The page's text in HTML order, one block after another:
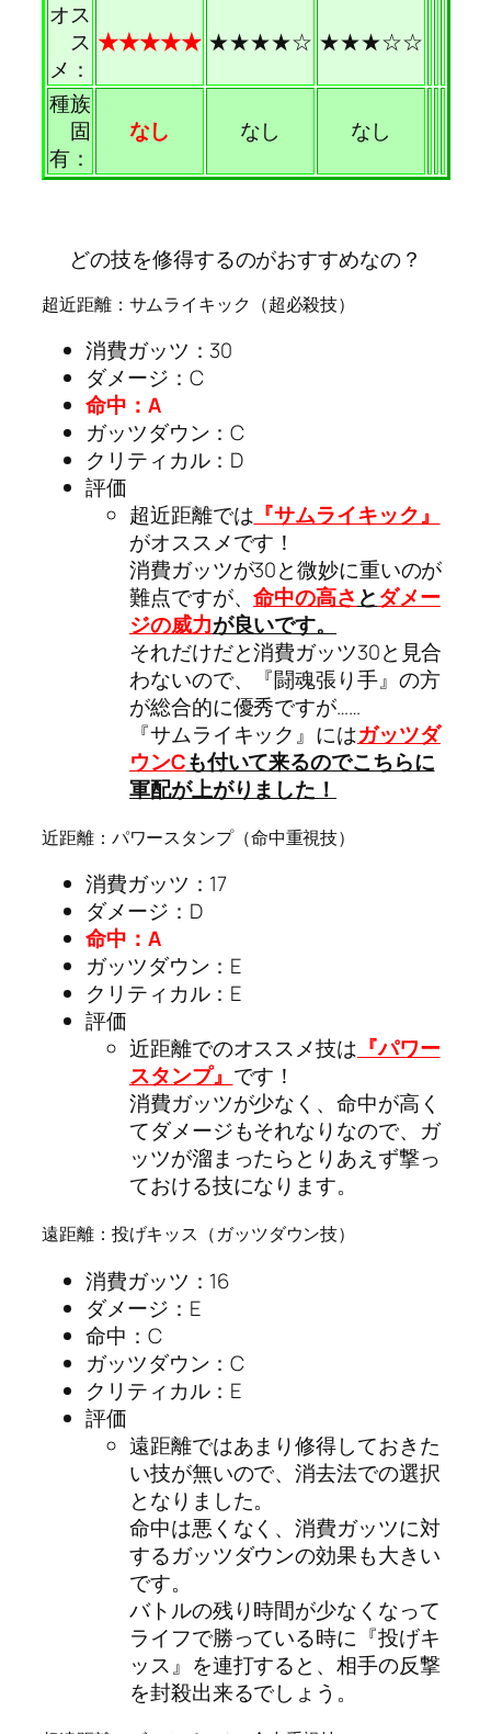
オス
ス
メ：
★★★★★ ★★★★☆ ★★★☆☆
種族
固
有：
なし なし なし
どの技を修得するのがおすすめなの？
超近距離：サムライキック（超必殺技）
消費ガッツ：30
ダメージ：C
命中：A
ガッツダウン：C
クリティカル：D
評価
超近距離では 『サムライキック』
がオススメです！
消費ガッツが30と微妙に重いのが
難点ですが、命中の高さ とダメー
ジの威力が良いです。
それだけだと消費ガッツ30と見合
わないので、『闘魂張り手』の方
が総合的に優秀ですが……
『サムライキック』にはガッツダ
ウンCも付いて来るのでこちらに
軍配が上がりました！
近距離：パワースタンプ（命中重視技）
消費ガッツ：17
ダメージ：D
命中：A
ガッツダウン：E
クリティカル：E
評価
近距離でのオススメ技は 『パワー
スタンプ』 です！
消費ガッツが少なく、命中が高く
てダメージもそれなりなので、ガ
ッツが溜まったらとりあえず撃っ
ておける技になります。
遠距離：投げキッス（ガッツダウン技）
消費ガッツ：16
ダメージ：E
命中：C
ガッツダウン：C
クリティカル：E
評価
遠距離ではあまり修得しておきた
い技が無いので、消去法での選択
となりました。
命中は悪くなく、消費ガッツに対
するガッツダウンの効果も大きい
です。
バトルの残り時間が少なくなって
ライフで勝っている時に『投げキ
ッス』を連打すると、相手の反撃
を封殺出来るでしょう。